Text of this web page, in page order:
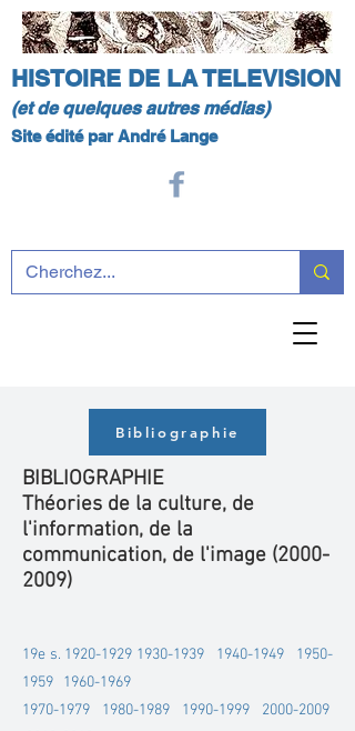
HISTOIRE DE LA TELEVISION
(et de quelques autres médias)
Site édité par André Lange
Bibliographie
BIBLIOGRAPHIE
Théories de la culture, de
l'information, de la
communication, de l'image (2000-
2009)
19e s. 1920-1929 1930-1939 1940-1949
1950-
1959 1960-1969
1970-1979
1980-1989 1990-1999
2000-2009